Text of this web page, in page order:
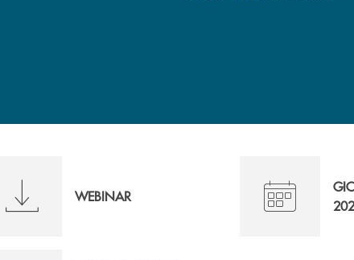
WEBINAR